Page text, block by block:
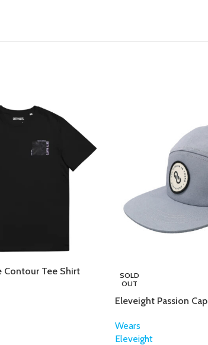
Contour Tee Shirt
SOLD
OUT
Eleveight Passion Cap
Wears
Eleveight